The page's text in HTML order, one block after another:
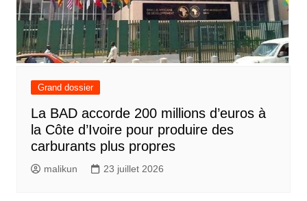
Grand dossier
La BAD accorde 200 millions d’euros à
la Côte d’Ivoire pour produire des
carburants plus propres
malikun 23 juillet 2026